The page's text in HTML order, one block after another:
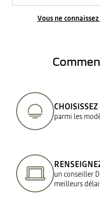
Vous ne
parmi les
un conseiller
meilleurs